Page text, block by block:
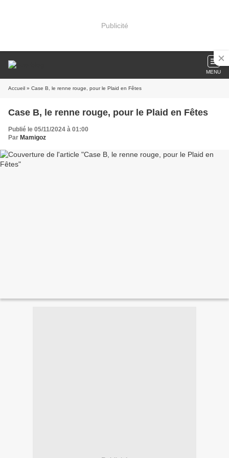
Publicité
MENU
Accueil » Case B, le renne rouge, pour le Plaid en Fêtes
Case B, le renne rouge, pour le Plaid en Fêtes
Publié le 05/11/2024 à 01:00
Par Mamigoz